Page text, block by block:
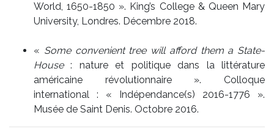
World, 1650-1850 ». King’s College & Queen Mary
University, Londres. Décembre 2018.
« Some convenient tree will afford them a State-
House: nature et politique dans la littérature
américaine révolutionnaire ». Colloque
international : « Indépendance(s) 2016-1776 ».
Musée de Saint Denis. Octobre 2016.